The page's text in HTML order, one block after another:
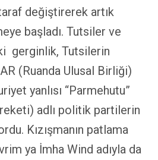
değiştirerek artık
başladı. Tutsiler ve
gerginlik, Tutsilerin
(Ruanda Ulusal Birliği)
yanlısı “Parmehutu”
adlı politik partilerin
Kızışmanın patlama
ya İmha Wind adıyla da